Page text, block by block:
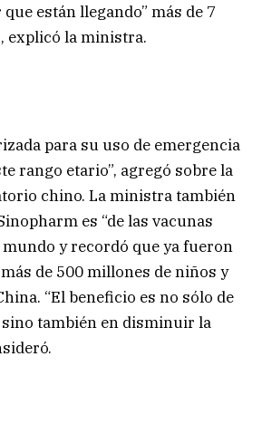
están llegando” más de 7
explicó la ministra.
para su uso de emergencia
rango etario”, agregó sobre la
chino. La ministra también
es “de las vacunas
mundo y recordó que ya fueron
de 500 millones de niños y
“El beneficio es no sólo de
también en disminuir la